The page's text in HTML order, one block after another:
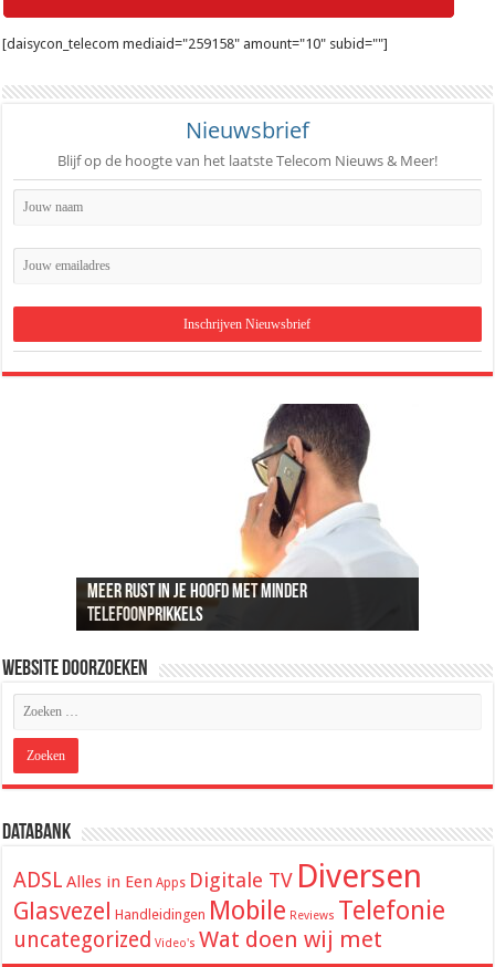
[daisycon_telecom mediaid="259158" amount="10" subid=""]
Nieuwsbrief
Blijf op de hoogte van het laatste Telecom Nieuws & Meer!
Meer rust in je hoofd met minder
telefoonprikkels
Recreatief doelschieten groeit uit tot een
populaire vrijetijdsbesteding
Loungeset kopen: 9 tips voor het uitzoeken van
de juiste set
De beste audio en beelden thuis: dit heb je
hiervoor nodig
ADSL snelheid uitgelegd: wat je kunt
verwachten van je internetverbinding
Website Doorzoeken
Databank
ADSL Alles in Een Apps Digitale TV Diversen
Glasvezel Handleidingen Mobile Reviews Telefonie
uncategorized Video's Wat doen wij met